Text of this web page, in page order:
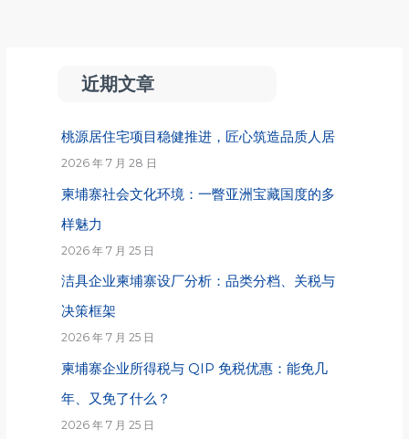
近期文章
桃源居住宅项目稳健推进，匠心筑造品质人居
2026 年 7 月 28 日
柬埔寨社会文化环境：一瞥亚洲宝藏国度的多
样魅力
2026 年 7 月 25 日
洁具企业柬埔寨设厂分析：品类分档、关税与
决策框架
2026 年 7 月 25 日
柬埔寨企业所得税与 QIP 免税优惠：能免几
年、又免了什么？
2026 年 7 月 25 日